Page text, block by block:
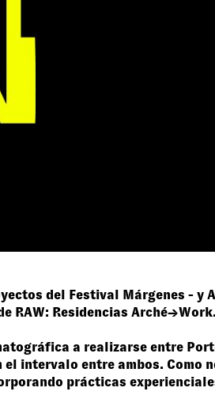
del Festival Márgenes - y
RAW: Residencias Arché→Work.
a realizarse entre
intervalo entre ambos.
prácticas